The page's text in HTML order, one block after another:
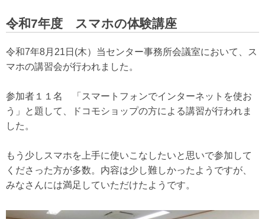
令和7年度 スマホの体験講座
令和7年8月21日(木）当センター事務所会議室において、ス
マホの講習会が行われました。
参加者１１名 「スマートフォンでインターネットを使お
う」と題して、ドコモショップの方による講習が行われま
した。
もう少しスマホを上手に使いこなしたいと思いで参加して
くださった方が多数。内容は少し難しかったようですが、
みなさんには満足していただけたようです。